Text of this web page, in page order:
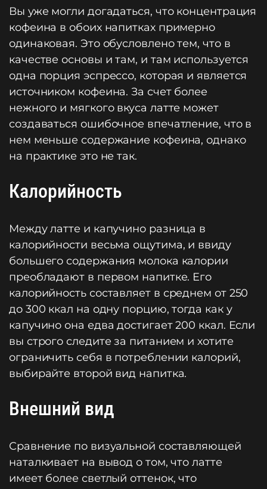
Вы уже могли догадаться, что концентрация
кофеина в обоих напитках примерно
одинаковая. Это обусловлено тем, что в
качестве основы и там, и там используется
одна порция эспрессо, которая и является
источником кофеина. За счет более
нежного и мягкого вкуса латте может
создаваться ошибочное впечатление, что в
нем меньше содержание кофеина, однако
на практике это не так.
Калорийность
Между латте и капучино разница в
калорийности весьма ощутима, и ввиду
большего содержания молока калории
преобладают в первом напитке. Его
калорийность составляет в среднем от 250
до 300 ккал на одну порцию, тогда как у
капучино она едва достигает 200 ккал. Если
вы строго следите за питанием и хотите
ограничить себя в потреблении калорий,
выбирайте второй вид напитка.
Внешний вид
Сравнение по визуальной составляющей
наталкивает на вывод о том, что латте
имеет более светлый оттенок, что